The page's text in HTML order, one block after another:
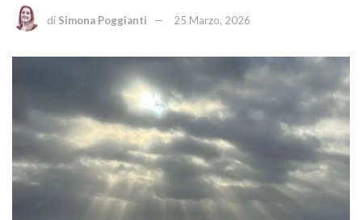
di Simona Poggianti 25 Marzo, 2026